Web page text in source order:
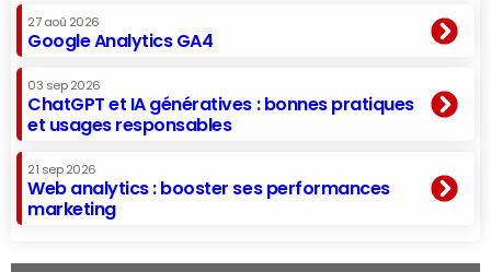
27 aoû 2026
Google Analytics GA4
03 sep 2026
ChatGPT et IA génératives : bonnes pratiques
et usages responsables
21 sep 2026
Web analytics : booster ses performances
marketing